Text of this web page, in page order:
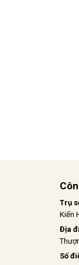
Trụ
Kiến
Địa
Số